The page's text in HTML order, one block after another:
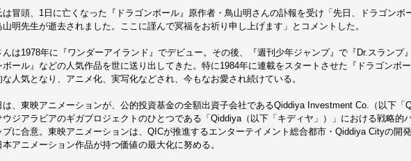
は冒頭、1日に亡くなった『ドラゴンボール』原作者・鳥山明さんの訃報を受け「先日、ドラゴンボ
山明先生が逝去されました。ここに謹んで冥福をお祈り申し上げます」とコメントした。
んは1978年に『ワンダーアイランド』でデビュー。その後、『週刊少年ジャンプ』で『Dr.スランプ
ボール』などの人気作品を世に送り出してきた。特に1984年に連載をスタートさせた『ドラゴンボ
な人気となり、アニメ化、実写化などされ、今もなお愛され続けている。
は、東映アニメーションが、公的投資基金の全額出資子会社であるQiddiya Investment Co.（以下「
ウジアラビアのギガプロジェクトのひとつである「Qiddiya（以下「キディヤ」）」における戦略的
プに合意。東映アニメーションは、QICが推進するエンターテイメント総合都市・Qiddiya Cityの開
本アニメーション作品が持つ価値の最大化に努める。